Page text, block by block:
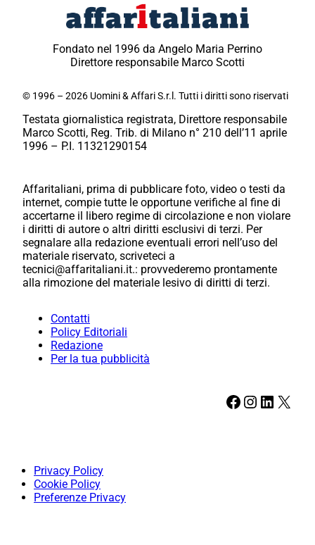
Fondato nel 1996 da Angelo Maria Perrino
Direttore responsabile Marco Scotti
© 1996 – 2026 Uomini & Affari S.r.l. Tutti i diritti sono riservati
Testata giornalistica registrata, Direttore responsabile
Marco Scotti, Reg. Trib. di Milano n° 210 dell’11 aprile
1996 – P.I. 11321290154
Affaritaliani, prima di pubblicare foto, video o testi da
internet, compie tutte le opportune verifiche al fine di
accertarne il libero regime di circolazione e non violare
i diritti di autore o altri diritti esclusivi di terzi. Per
segnalare alla redazione eventuali errori nell’uso del
materiale riservato, scriveteci a
tecnici@affaritaliani.it.: provvederemo prontamente
alla rimozione del materiale lesivo di diritti di terzi.
Contatti
Policy Editoriali
Redazione
Per la tua pubblicità
Facebook Instagram LinkedIn X
Privacy Policy
Cookie Policy
Preferenze Privacy